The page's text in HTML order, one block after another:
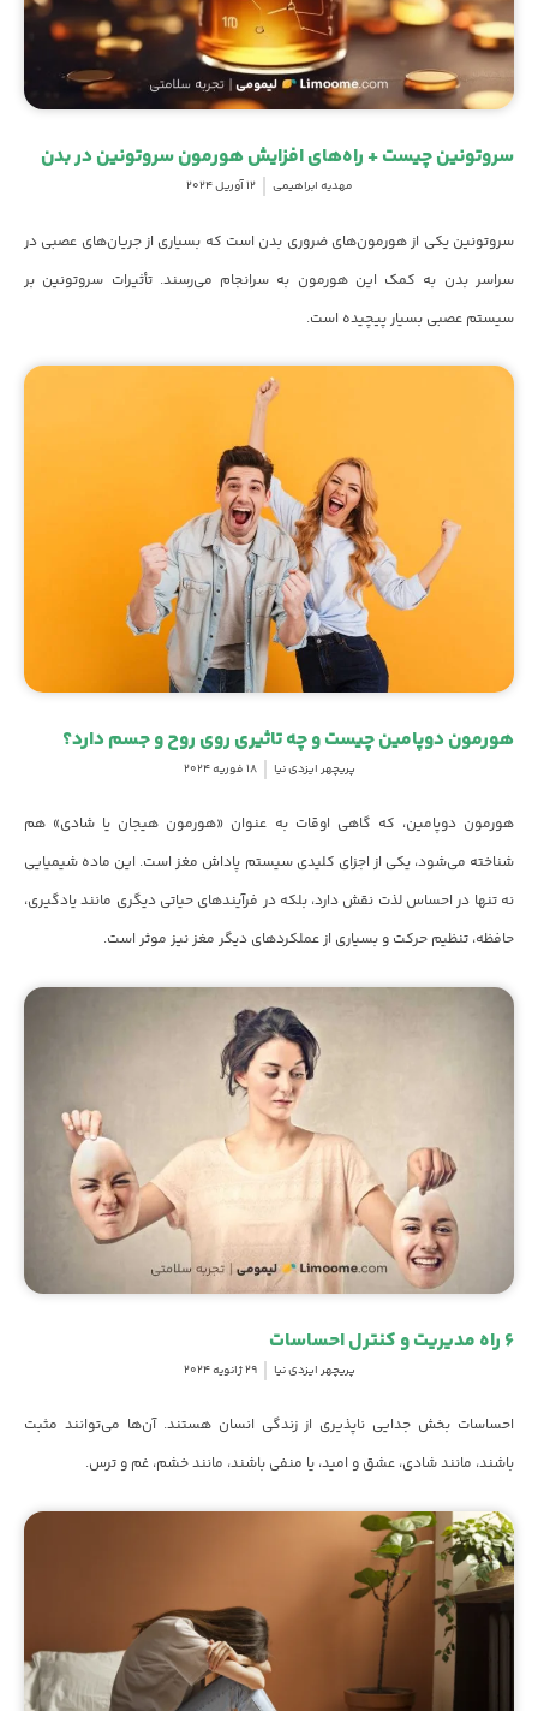
سروتونین چیست + راه‌های افزایش هورمون سروتونین در بدن
مهدیه ابراهیمی 12 آوریل 2024
سروتونین یکی از هورمون‌های ضروری بدن است که بسیاری از جریان‌های عصبی در
سراسر بدن به کمک این هورمون به سرانجام می‌رسند. تأثیرات سروتونین بر
سیستم عصبی بسیار پیچیده است.
هورمون دوپامین چیست و چه تاثیری روی روح و جسم دارد؟
پریچهر ایزدی نیا 18 فوریه 2024
هورمون دوپامین، که گاهی اوقات به عنوان «هورمون هیجان یا شادی» هم
شناخته می‌شود، یکی از اجزای کلیدی سیستم پاداش مغز است. این ماده شیمیایی
نه تنها در احساس لذت نقش دارد، بلکه در فرآیندهای حیاتی دیگری مانند یادگیری،
حافظه، تنظیم حرکت و بسیاری از عملکردهای دیگر مغز نیز موثر است.
۶ راه‌ مدیریت و کنترل احساسات
پریچهر ایزدی نیا 29 ژانویه 2024
احساسات بخش جدایی ناپذیری از زندگی انسان هستند. آن‌ها می‌توانند مثبت
باشند، مانند شادی، عشق و امید، یا منفی باشند، مانند خشم، غم و ترس.